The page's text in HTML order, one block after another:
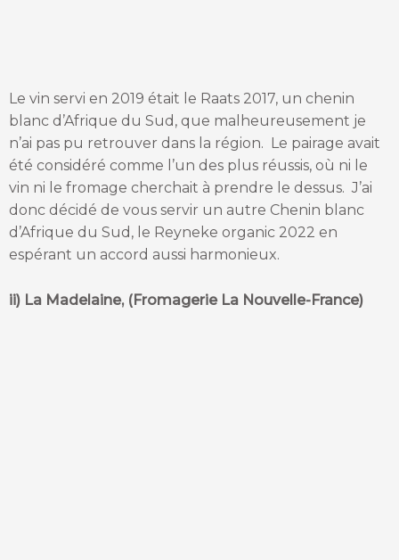
Le vin servi en 2019 était le Raats 2017, un chenin
blanc d’Afrique du Sud, que malheureusement je
n’ai pas pu retrouver dans la région. Le pairage avait
été considéré comme l’un des plus réussis, où ni le
vin ni le fromage cherchait à prendre le dessus. J’ai
donc décidé de vous servir un autre Chenin blanc
d’Afrique du Sud, le Reyneke organic 2022 en
espérant un accord aussi harmonieux.
ii) La Madelaine, (Fromagerie La Nouvelle-France)